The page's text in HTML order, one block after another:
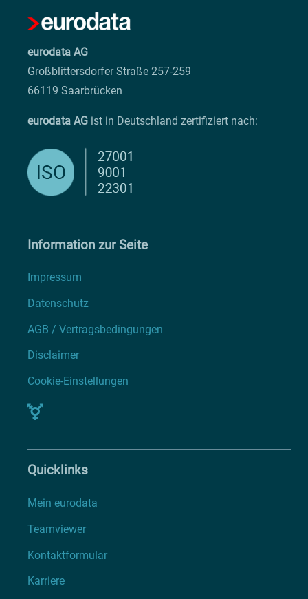
eurodata AG
Großblittersdorfer Straße 257-259
66119 Saarbrücken
eurodata AG ist in Deutschland zertifiziert nach:
Information zur Seite
Impressum
Datenschutz
AGB / Vertragsbedingungen
Disclaimer
Cookie-Einstellungen
Quicklinks
Mein eurodata
Teamviewer
Kontaktformular
Karriere